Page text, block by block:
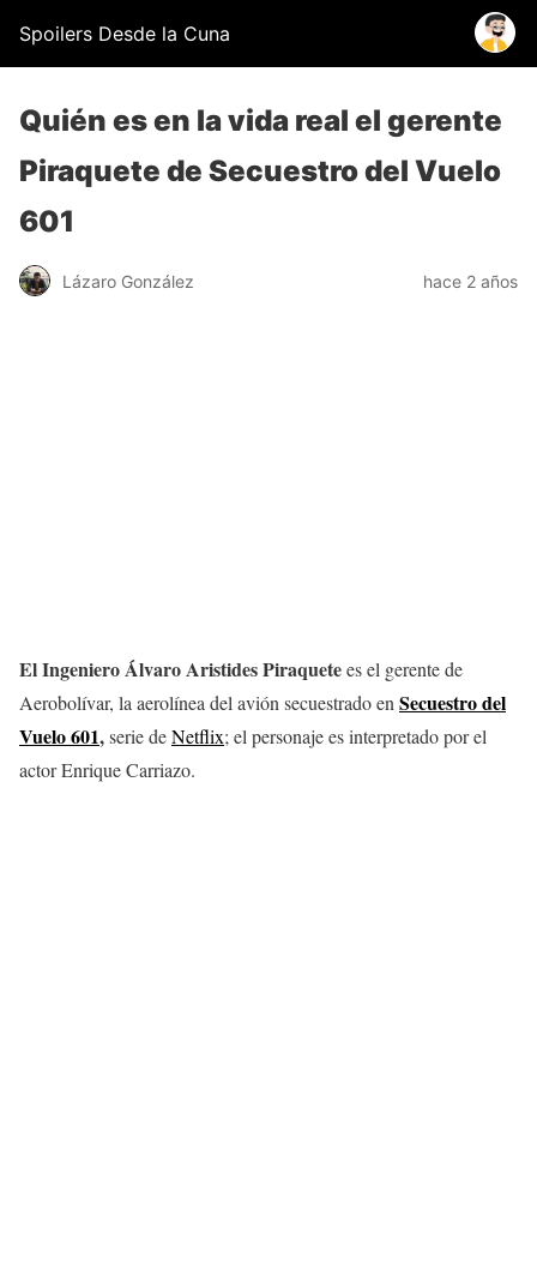
Spoilers Desde la Cuna
Quién es en la vida real el gerente
Piraquete de Secuestro del Vuelo
601
Lázaro González hace 2 años
El Ingeniero Álvaro AristidesPiraquetees el gerente de
Aerobolívar, la aerolínea del avión secuestrado en Secuestro del
Vuelo 601,serie deNetflix; el personaje es interpretado por el
actor Enrique Carriazo.